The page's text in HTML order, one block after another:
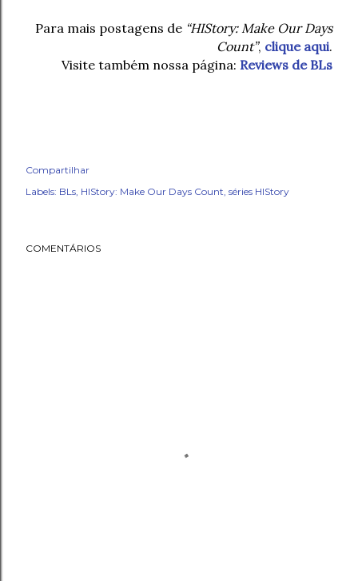
Para mais postagens de “HIStory: Make Our Days
Count”, clique aqui.
Visite também nossa página: Reviews de BLs
Compartilhar
Labels: BLs HIStory: Make Our Days Count séries HIStory
COMENTÁRIOS